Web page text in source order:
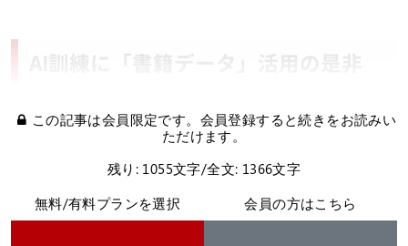
AI訓練に「書籍データ」活用の是非
この記事は会員限定です。会員登録すると続きをお読みい
ただけます。
残り: 1055文字/全文: 1366文字
無料/有料プランを選択
会員の方はこちら